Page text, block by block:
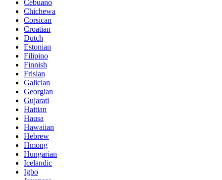
Cebuano
Chichewa
Corsican
Croatian
Dutch
Estonian
Filipino
Finnish
Frisian
Galician
Georgian
Gujarati
Haitian
Hausa
Hawaiian
Hebrew
Hmong
Hungarian
Icelandic
Igbo